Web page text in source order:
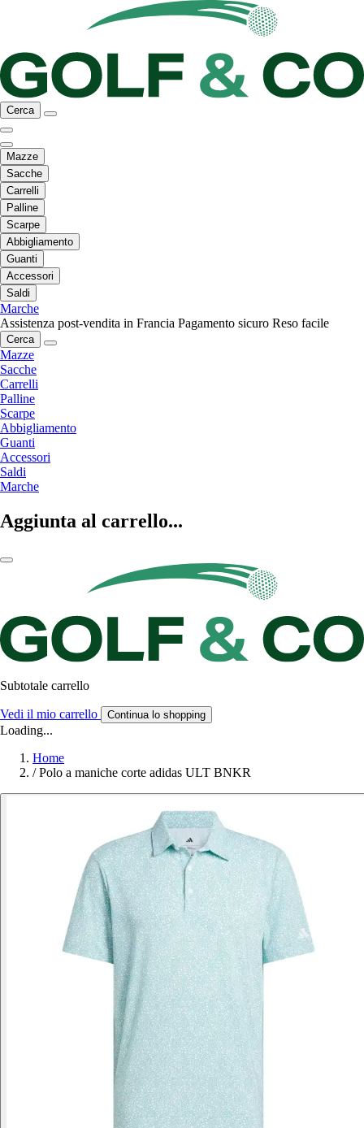
Cerca
Mazze
Sacche
Carrelli
Palline
Scarpe
Abbigliamento
Guanti
Accessori
Saldi
Marche
Assistenza post-vendita in Francia Pagamento sicuro Reso facile
Cerca
Mazze
Sacche
Carrelli
Palline
Scarpe
Abbigliamento
Guanti
Accessori
Saldi
Marche
Aggiunta al carrello...
Subtotale carrello
Vedi il mio carrello Continua lo shopping
Loading...
Home
/ Polo a maniche corte adidas ULT BNKR